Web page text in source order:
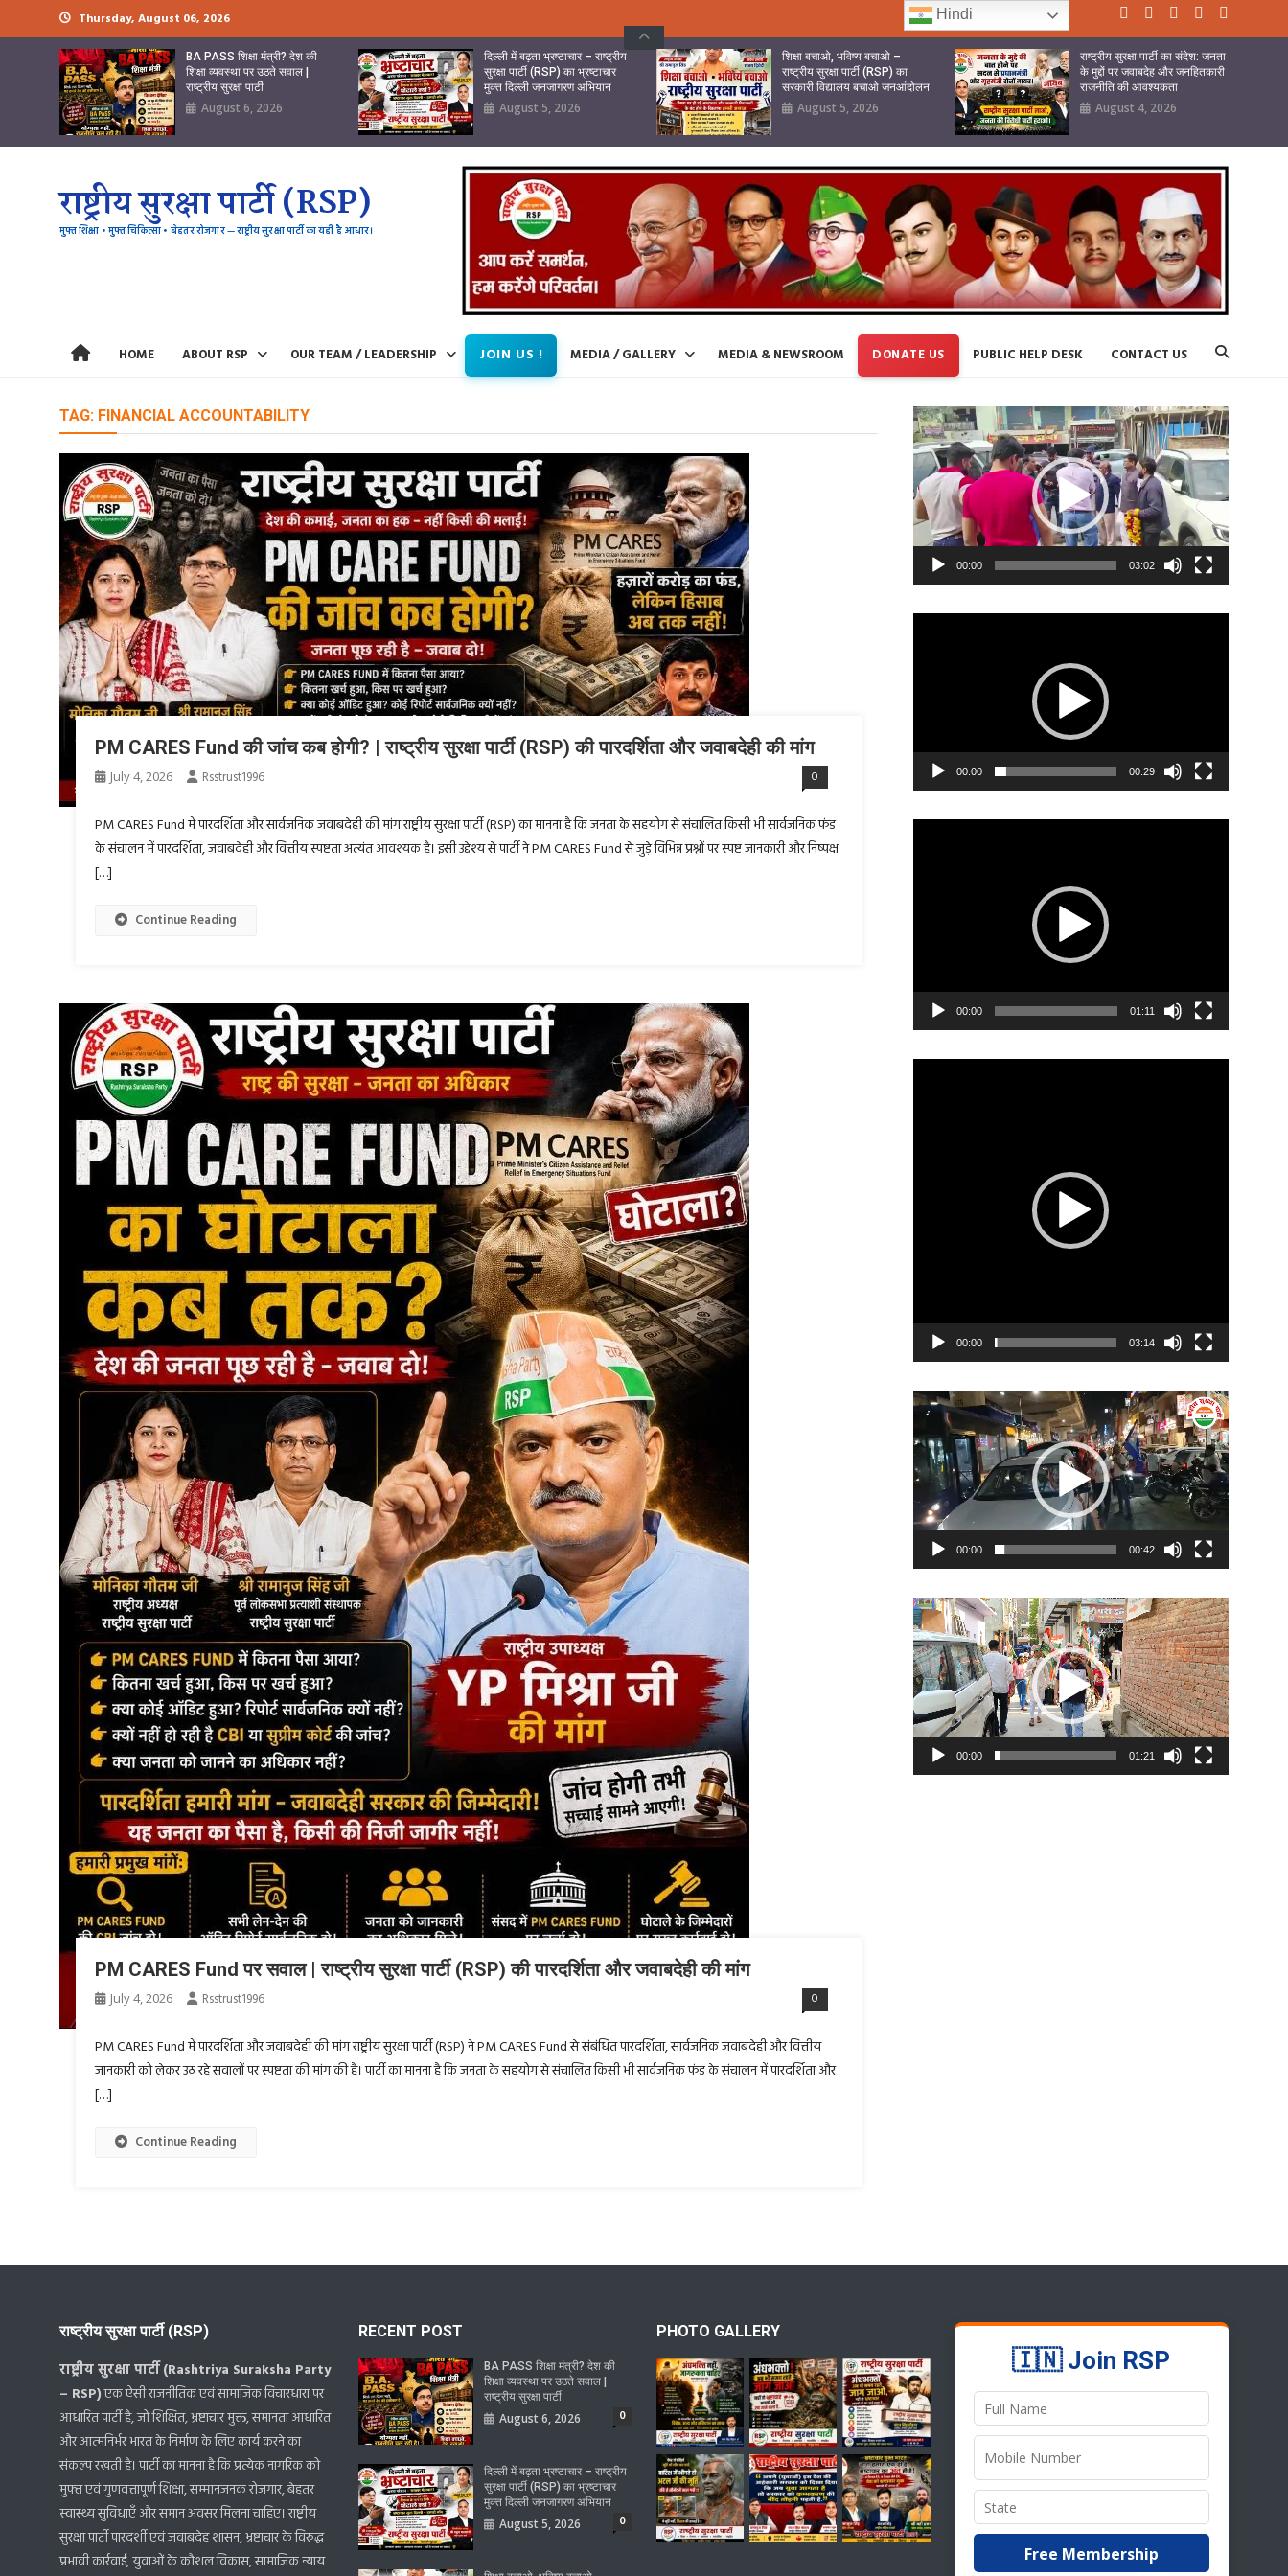
to
Thursday, August 06, 2026
BA PASS शिक्षा मंत्री? देश की
शिक्षा व्यवस्था पर उठते सवाल |
राष्ट्रीय सुरक्षा पार्टी
August 6, 2026
दिल्ली में बढ़ता भ्रष्टाचार – राष्ट्रीय
सुरक्षा पार्टी (RSP) का भ्रष्टाचार
मुक्त दिल्ली जनजागरण अभियान
August 5, 2026
शिक्षा बचाओ, भविष्य बचाओ –
राष्ट्रीय सुरक्षा पार्टी (RSP) का
सरकारी विद्यालय बचाओ जनआंदोलन
August 5, 2026
राष्ट्रीय सुरक्षा पार्टी का संदेश: जनता
के मुद्दों पर जवाबदेह और जनहितकारी
राजनीति की आवश्यकता
August 4, 2026
राष्ट्रीय सुरक्षा पार्टी (RSP)
मुफ्त शिक्षा • मुफ्त चिकित्सा • बेहतर रोजगार — राष्ट्रीय सुरक्षा पार्टी का यही है आधार।
HOME ABOUT RSP OUR TEAM / LEADERSHIP JOIN US ! MEDIA / GALLERY MEDIA & NEWSROOM DONATE US PUBLIC HELP DESK CONTACT US
TAG: FINANCIAL ACCOUNTABILITY
PM CARES Fund की जांच कब होगी? | राष्ट्रीय सुरक्षा पार्टी (RSP) की पारदर्शिता और जवाबदेही की मांग
July 4, 2026 Rsstrust1996 0
PM CARES Fund में पारदर्शिता और सार्वजनिक जवाबदेही की मांग राष्ट्रीय सुरक्षा पार्टी (RSP) का मानना है कि जनता के सहयोग से संचालित किसी भी सार्वजनिक फंड
के संचालन में पारदर्शिता, जवाबदेही और वित्तीय स्पष्टता अत्यंत आवश्यक है। इसी उद्देश्य से पार्टी ने PM CARES Fund से जुड़े विभिन्न प्रश्नों पर स्पष्ट जानकारी और निष्पक्ष
[…]
Continue Reading
PM CARES Fund पर सवाल | राष्ट्रीय सुरक्षा पार्टी (RSP) की पारदर्शिता और जवाबदेही की मांग
July 4, 2026 Rsstrust1996 0
PM CARES Fund में पारदर्शिता और जवाबदेही की मांग राष्ट्रीय सुरक्षा पार्टी (RSP) ने PM CARES Fund से संबंधित पारदर्शिता, सार्वजनिक जवाबदेही और वित्तीय
जानकारी को लेकर उठ रहे सवालों पर स्पष्टता की मांग की है। पार्टी का मानना है कि जनता के सहयोग से संचालित किसी भी सार्वजनिक फंड के संचालन में पारदर्शिता और
[…]
Continue Reading
Video
Player
00:00 03:02
00:00 00:29
00:00 01:11
00:00 03:14
Video
Player
00:00 00:42
Video
Player
00:00 01:21
राष्ट्रीय सुरक्षा पार्टी (RSP)
राष्ट्रीय सुरक्षा पार्टी (Rashtriya Suraksha Party
– RSP)एक ऐसी राजनीतिक एवं सामाजिक विचारधारा पर
आधारित पार्टी है, जो शिक्षित, भ्रष्टाचार मुक्त, समानता आधारित
और आत्मनिर्भर भारत के निर्माण के लिए कार्य करने का
संकल्प रखती है। पार्टी का मानना है कि प्रत्येक नागरिक को
मुफ्त एवं गुणवत्तापूर्ण शिक्षा, सम्मानजनक रोजगार, बेहतर
स्वास्थ्य सुविधाएँ और समान अवसर मिलना चाहिए। राष्ट्रीय
सुरक्षा पार्टी पारदर्शी एवं जवाबदेह शासन, भ्रष्टाचार के विरुद्ध
प्रभावी कार्रवाई, युवाओं के कौशल विकास, सामाजिक न्याय
RECENT POST
BA PASS शिक्षा मंत्री? देश की
शिक्षा व्यवस्था पर उठते सवाल |
राष्ट्रीय सुरक्षा पार्टी
August 6, 2026 0
दिल्ली में बढ़ता भ्रष्टाचार – राष्ट्रीय
सुरक्षा पार्टी (RSP) का भ्रष्टाचार
मुक्त दिल्ली जनजागरण अभियान
August 5, 2026 0
PHOTO GALLERY
🇮🇳 Join RSP
Free Membership
Hindi